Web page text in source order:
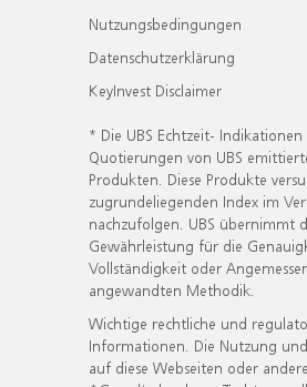
Nutzungsbedingungen
Datenschutzerklärung
KeyInvest Disclaimer
* Die UBS Echtzeit-
Quotierungen von UBS
Produkten. Diese Produkte
zugrundeliegenden Index im
nachzufolgen. UBS übernimmt
Gewährleistung für die
Vollständigkeit oder
angewandten Methodik.
Wichtige rechtliche und
Informationen. Die Nutzung
auf diese Webseiten oder